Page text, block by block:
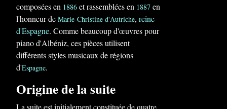
composées en 1886 et rassemblées en 1887 en
l'honneur de Marie-Christine d'Autriche, reine
d'Espagne. Comme beaucoup d'œuvres pour
piano d'Albéniz, ces pièces utilisent
différents styles musicaux de régions
d'Espagne.
Origine de la suite
La suite est initialement constituée de quatre